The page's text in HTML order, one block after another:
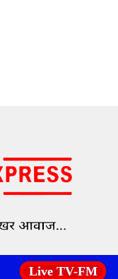
Live TV-FM